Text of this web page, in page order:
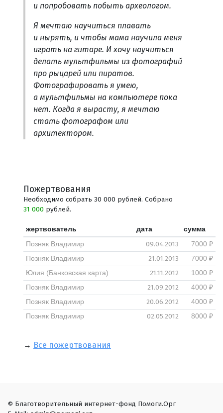
и попробовать побыть археологом.
Я мечтаю научиться плавать
и нырять, и чтобы мама научила меня
играть на гитаре. И хочу научиться
делать мультфильмы из фотографий
про рыцарей или пиратов.
Фотографировать я умею,
а мультфильмы на компьютере пока
нет. Когда я вырасту, я мечтаю
стать фотографом или
архитектором.
Пожертвования
Необходимо собрать 30 000 рублей. Собрано
31 000 рублей.
жертвователь дата
сумма
Позняк Владимир
09.04.2013
7000 ₽
Позняк Владимир
21.01.2013
7000 ₽
Юлия (Банковская карта)
21.11.2012
1000 ₽
Позняк Владимир
21.09.2012
4000 ₽
Позняк Владимир
20.06.2012
4000 ₽
Позняк Владимир
02.05.2012 8000 ₽
→ Все пожертвования
© Благотворительный интернет-фонд Помоги.Орг